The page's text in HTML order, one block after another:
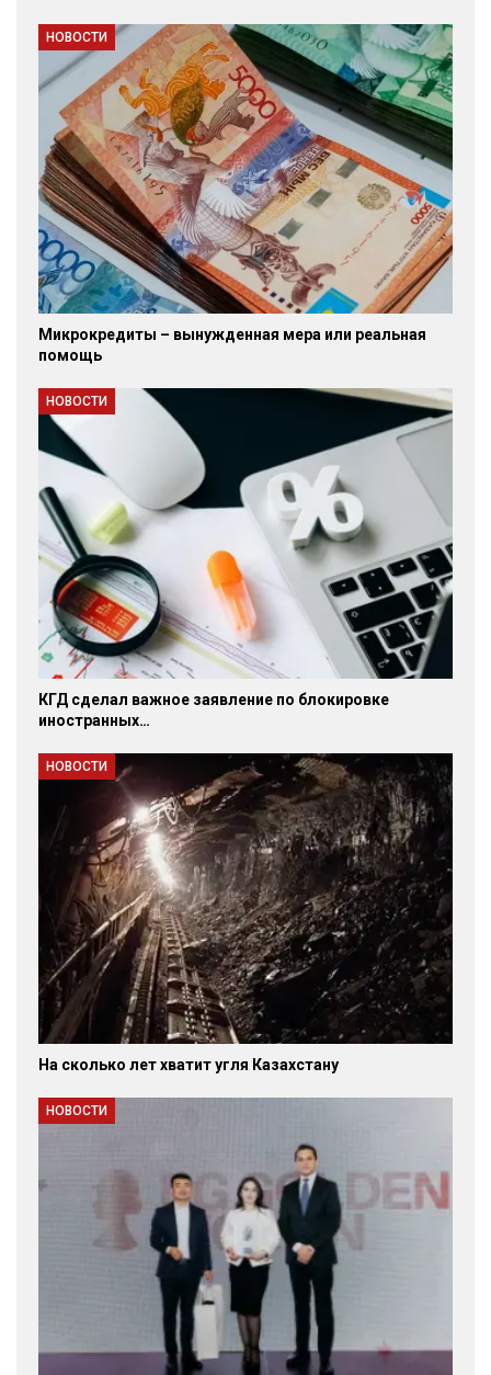
НОВОСТИ
Микрокредиты – вынужденная мера или реальная
помощь
НОВОСТИ
КГД сделал важное заявление по блокировке
иностранных…
НОВОСТИ
На сколько лет хватит угля Казахстану
НОВОСТИ